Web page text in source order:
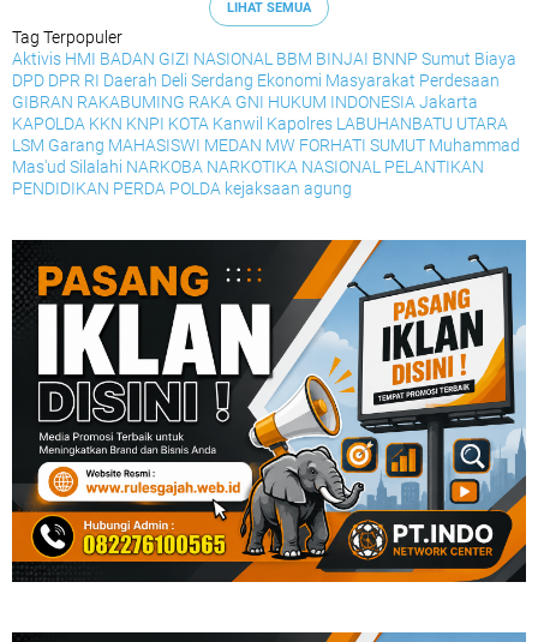
LIHAT SEMUA
Tag Terpopuler
Aktivis HMI BADAN GIZI NASIONAL BBM BINJAI BNNP Sumut Biaya
DPD DPR RI Daerah Deli Serdang Ekonomi Masyarakat Perdesaan
GIBRAN RAKABUMING RAKA GNI HUKUM INDONESIA Jakarta
KAPOLDA KKN KNPI KOTA Kanwil Kapolres LABUHANBATU UTARA
LSM Garang MAHASISWI MEDAN MW FORHATI SUMUT Muhammad
Mas'ud Silalahi NARKOBA NARKOTIKA NASIONAL PELANTIKAN
PENDIDIKAN PERDA POLDA kejaksaan agung